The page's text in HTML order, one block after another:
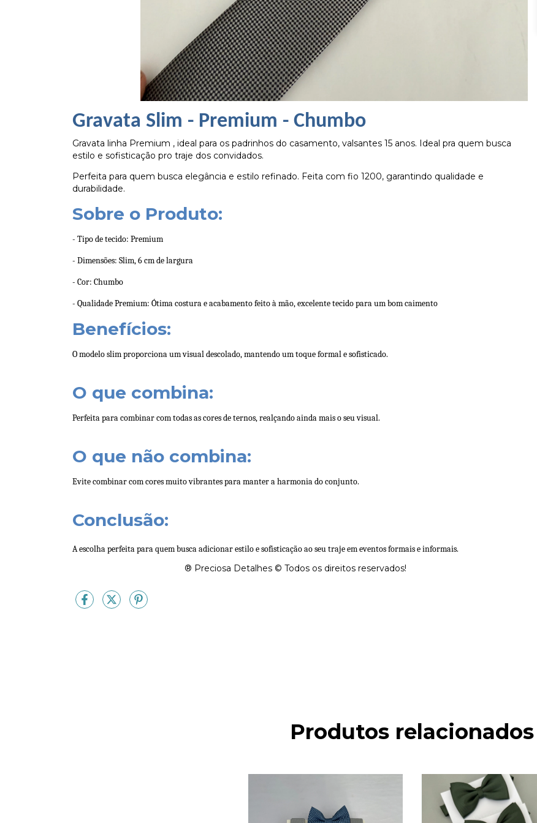
Gravata Slim - Premium - Chumbo
Gravata linha Premium , ideal para os padrinhos do casamento, valsantes 15 anos. Ideal pra quem busca
estilo e sofisticação pro traje dos convidados.
Perfeita para quem busca elegância e estilo refinado. Feita com fio 1200, garantindo qualidade e
durabilidade.
Sobre o Produto:
- Tipo de tecido: Premium
- Dimensões: Slim, 6 cm de largura
- Cor: Chumbo
- Qualidade Premium: Ótima costura e acabamento feito à mão, excelente tecido para um bom caimento
Benefícios:
O modelo slim proporciona um visual descolado, mantendo um toque formal e sofisticado.
O que combina:
Perfeita para combinar com todas as cores de ternos, realçando ainda mais o seu visual.
O que não combina:
Evite combinar com cores muito vibrantes para manter a harmonia do conjunto.
Conclusão:
A escolha perfeita para quem busca adicionar estilo e sofisticação ao seu traje em eventos formais e informais.
® Preciosa Detalhes © Todos os direitos reservados!
Produtos relacionados